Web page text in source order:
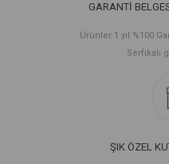
GARANTİ
Ürünler 1 yıl %100
Serfikalı
ŞIK ÖZEL